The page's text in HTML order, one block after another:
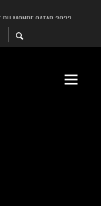
DU MONDE QATAR 2022
EST-CE UNE CYBER-
ULTRA-HAUTE DÉFINITION
DE SPACEX
ALI, SERA-T-IL ENTERRÉ EN